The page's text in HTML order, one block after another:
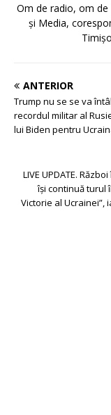
Om de radio, om de
și Media,
ANTERIOR
Trump nu se se va
recordul militar al
lui Biden pentru
LIVE UPDATE.
își continuă turul
Victorie al Ucrainei”,